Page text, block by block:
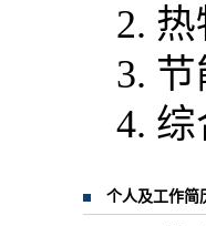
2.
3.
4.
个人及工作简